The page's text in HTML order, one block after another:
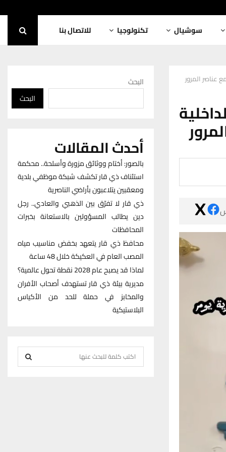
سوشيال تكنولوجيا للاتصال بنا
عناصر المرور
البحث
البحث
أحدث المقالات
بالصور: أختام ووثائق مزورة وأسلحة.. محكمة
استئناف ذي قار تكشف شبكة موظفي بلدية
ومعقبين يتلاعبون بأراضي الناصرية
ذي قار لا تفرّق بين الذهبي والعادي.. رجل
دين يطالب المسؤولين بالاستعانة بخبرات
المحافظات
محافظ ذي قار يتعهد بخفض مناسيب مياه
المصب العام في العكيكة خلال 48 ساعة
لماذا قد يصبح عام 2028 نقطة تحول عالمية؟
مديرية بيئة ذي قار تستهدف أصحاب الأفران
والمخابز في حملة للحد من الأكياس
البلاستيكية
e